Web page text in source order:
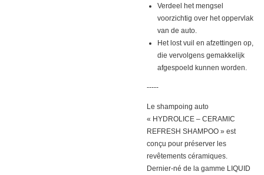
Verdeel het mengsel
voorzichtig over het oppervlak
van de auto.
Het lost vuil en afzettingen op,
die vervolgens gemakkelijk
afgespoeld kunnen worden.
-----
Le shampoing auto
« HYDROLICE – CERAMIC
REFRESH SHAMPOO » est
conçu pour préserver les
revêtements céramiques.
Dernier-né de la gamme LIQUID